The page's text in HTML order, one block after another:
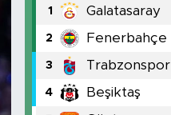
1 Galatasaray
2 Fenerbahçe
3 Trabzonspor
4 Beşiktaş